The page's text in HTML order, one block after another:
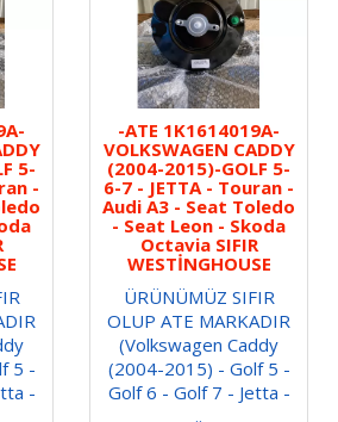
5-
-
5 -
-
-ATE 1K1614019A-
VOLKSWAGEN CADDY
(2004-2015)-GOLF 5-
6-7 - JETTA - Touran -
Audi A3 - Seat Toledo
- Seat Leon - Skoda
Octavia SIFIR
WESTİNGHOUSE
ÜRÜNÜMÜZ SIFIR
OLUP ATE MARKADIR
(Volkswagen Caddy
(2004-2015) - Golf 5 -
Golf 6 - Golf 7 - Jetta -
..